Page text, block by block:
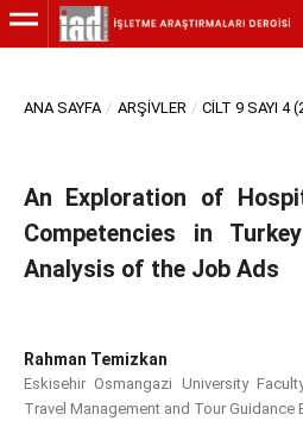
ANA SAYFA / ARŞIVLER / CILT 9 SAYI 4
An Exploration of
Competencies in
Analysis of the Job Ads
Rahman Temizkan
Eskisehir Osmangazi University
Travel Management and Tour Guidance